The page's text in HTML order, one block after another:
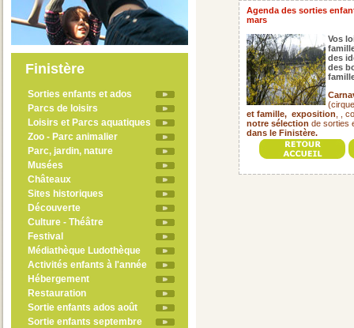
Finistère
Sorties enfants et ados
Parcs de loisirs
Loisirs et Parcs aquatiques
Zoo - Parc animalier
Parc, jardin, nature
Musées
Châteaux
Sites historiques
Découverte
Culture - Théâtre
Festival
Médiathèque Ludothèque
Activités enfants à l'année
Hébergement
Restauration
Sortie enfants ados août
Sortie enfants septembre
Agenda des sorties
mars
Vos
des
des
et famille, exposition , ,
notre sélection de sorties
dans le Finistère.